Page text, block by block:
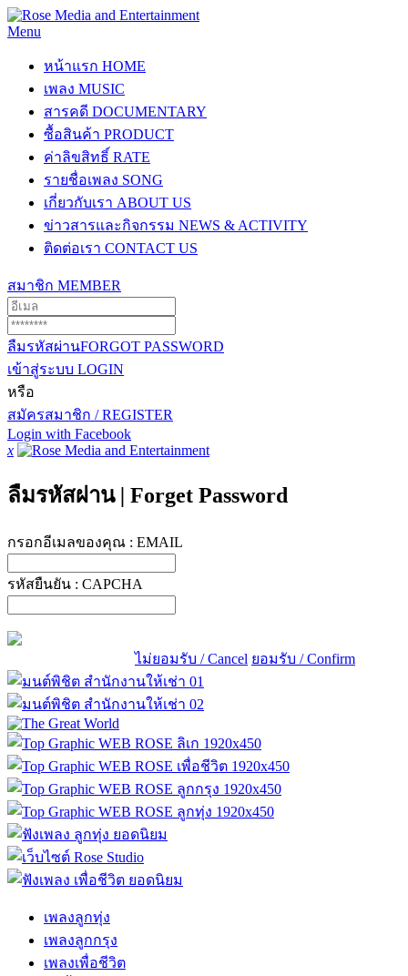
Menu
หน้าแรก HOME
เพลง MUSIC
สารคดี DOCUMENTARY
ซื้อสินค้า PRODUCT
ค่าลิขสิทธิ์ RATE
รายชื่อเพลง SONG
เกี่ยวกับเรา ABOUT US
ข่าวสารและกิจกรรม NEWS & ACTIVITY
ติดต่อเรา CONTACT US
สมาชิก MEMBER
ลืมรหัสผ่านFORGOT PASSWORD
เข้าสู่ระบบ LOGIN
หรือ
สมัครสมาชิก / REGISTER
Login with Facebook
x
ลืมรหัสผ่าน | Forget Password
กรอกอีเมลของคุณ : EMAIL
รหัสยืนยัน : CAPCHA
ไม่ยอมรับ / Cancel ยอมรับ / Confirm
เพลงลูกทุ่ง
เพลงลูกกรุง
เพลงเพื่อชีวิต